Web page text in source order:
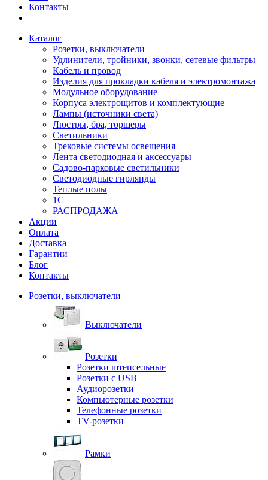
Контакты
Каталог
Розетки, выключатели
Удлинители, тройники, звонки, сетевые фильтры
Кабель и провод
Изделия для прокладки кабеля и электромонтажа
Модульное оборудование
Корпуса электрощитов и комплектующие
Лампы (источники света)
Люстры, бра, торшеры
Светильники
Трековые системы освещения
Лента светодиодная и аксессуары
Садово-парковые светильники
Светодиодные гирлянды
Теплые полы
1С
РАСПРОДАЖА
Акции
Оплата
Доставка
Гарантии
Блог
Контакты
Розетки, выключатели
Выключатели
Розетки
Розетки штепсельные
Розетки с USB
Аудиорозетки
Компьютерные розетки
Телефонные розетки
TV-розетки
Рамки